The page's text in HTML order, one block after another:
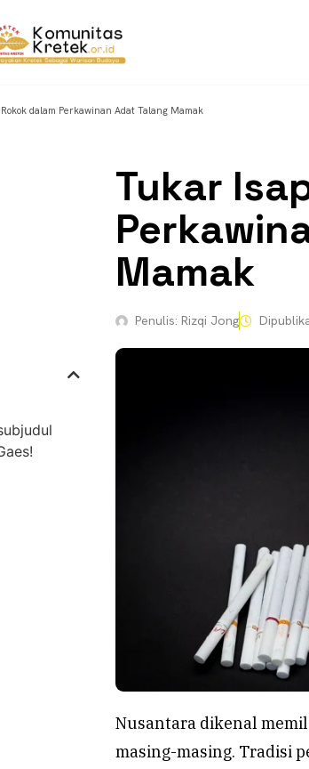
dalam Perkawinan Adat Talang Mamak
Tukar
Mamak
Penulis: Rizqi Jong
Nusantara dikenal
masing-masing. Tradisi